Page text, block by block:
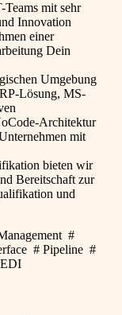
mit sehr
Innovation
einer
Dein
Umgebung
Lösung, MS-
Architektur
mit
bieten wir
Bereitschaft zur
und
#
# Pipeline #